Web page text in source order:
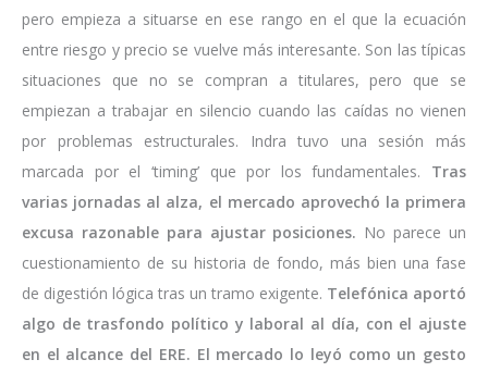
pero empieza a situarse en ese rango en el que la ecuación
entre riesgo y precio se vuelve más interesante. Son las típicas
situaciones que no se compran a titulares, pero que se
empiezan a trabajar en silencio cuando las caídas no vienen
por problemas estructurales. Indra tuvo una sesión más
marcada por el ‘timing’ que por los fundamentales.
Tras
varias jornadas al alza, el mercado aprovechó la primera
excusa razonable para ajustar posiciones. No parece un
cuestionamiento de su historia de fondo, más bien una fase
de digestión lógica tras un tramo exigente. Telefónica aportó
algo de trasfondo político y laboral al día, con el ajuste
en el alcance del ERE. El mercado lo leyó como un gesto